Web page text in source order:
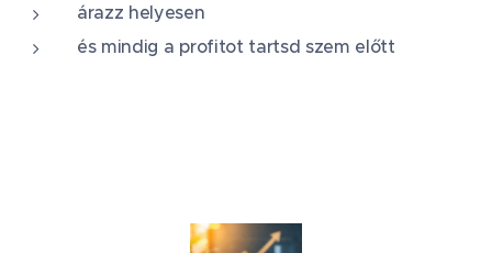
árazz helyesen
és mindig a profitot tartsd szem előtt